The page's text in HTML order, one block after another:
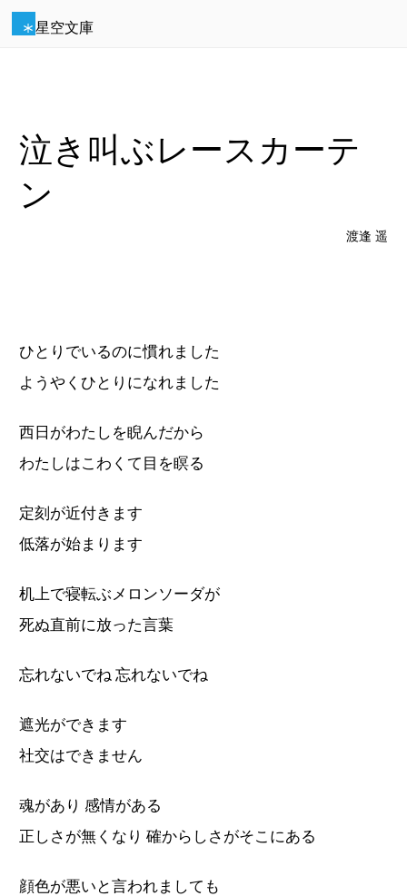
星空文庫
泣き叫ぶレースカーテ
ン
渡逢 遥
ひとりでいるのに慣れました
ようやくひとりになれました
西日がわたしを睨んだから
わたしはこわくて目を瞑る
定刻が近付きます
低落が始まります
机上で寝転ぶメロンソーダが
死ぬ直前に放った言葉
忘れないでね 忘れないでね
遮光ができます
社交はできません
魂があり 感情がある
正しさが無くなり 確からしさがそこにある
顔色が悪いと言われましても